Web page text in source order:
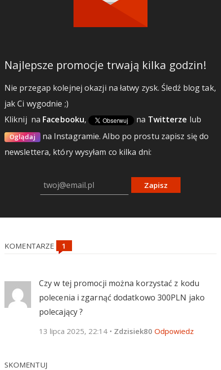
Najlepsze promocje trwają kilka godzin!
Nie przegap kolejnej okazji na łatwy zysk. Śledź blog tak,
jak Ci wygodnie ;)
Kliknij na Facebooku, na Twitterze lub
Oglądaj na Instagramie.Albo po prostu zapisz się do
newslettera, który wysyłam co kilka dni:
Zapisz
KOMENTARZE
Czy w tej promocji można korzystać z kodu
polecenia i zgarnąć dodatkowo 300PLN jako
polecający ?
13 lipca 2025, 22:14 • Zdzisiek80 Odpowiedz
SKOMENTUJ